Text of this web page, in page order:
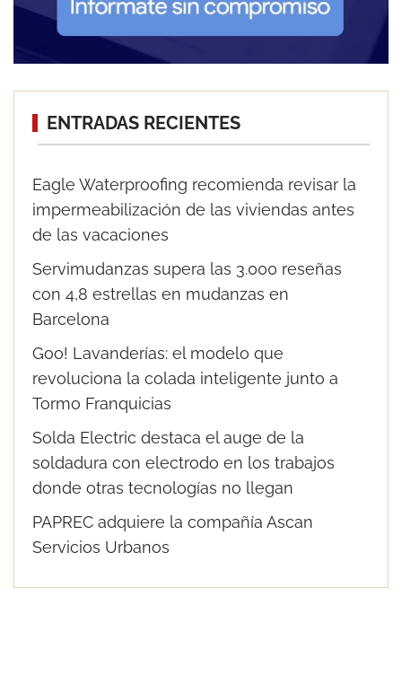
ENTRADAS RECIENTES
Eagle Waterproofing recomienda revisar la
impermeabilización de las viviendas antes
de las vacaciones
Servimudanzas supera las 3.000 reseñas
con 4,8 estrellas en mudanzas en
Barcelona
Goo! Lavanderías: el modelo que
revoluciona la colada inteligente junto a
Tormo Franquicias
Solda Electric destaca el auge de la
soldadura con electrodo en los trabajos
donde otras tecnologías no llegan
PAPREC adquiere la compañía Ascan
Servicios Urbanos